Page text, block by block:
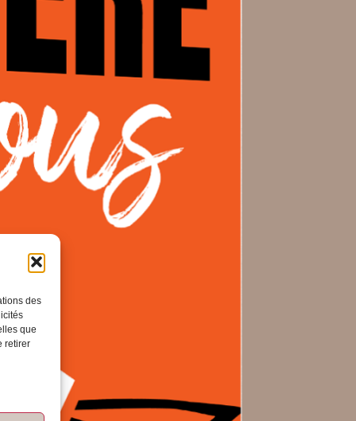
des
que
retirer